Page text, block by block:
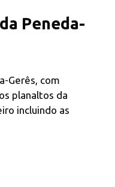
Peneda-
Gerês, com
planaltos da
incluindo as